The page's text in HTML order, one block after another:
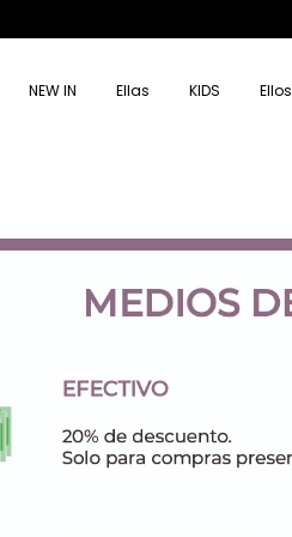
NEW IN Ellas KIDS Ellos